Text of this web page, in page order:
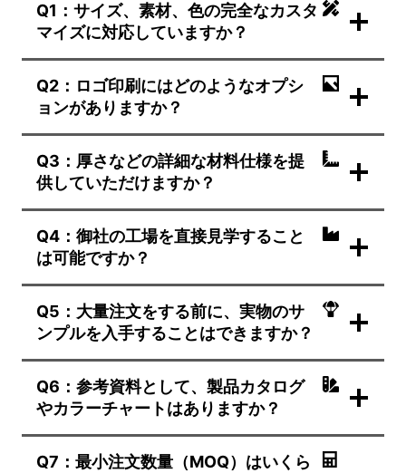
Q1：サイズ、素材、色の完全なカスタ
マイズに対応していますか？
Q2：ロゴ印刷にはどのようなオプシ
ョンがありますか？
Q3：厚さなどの詳細な材料仕様を提
供していただけますか？
Q4：御社の工場を直接見学すること
は可能ですか？
Q5：大量注文をする前に、実物のサ
ンプルを入手することはできますか？
Q6：参考資料として、製品カタログ
やカラーチャートはありますか？
Q7：最小注文数量（MOQ）はいくら